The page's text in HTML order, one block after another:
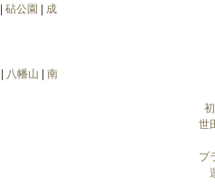
砧公園
成
八幡山
南
世
プ